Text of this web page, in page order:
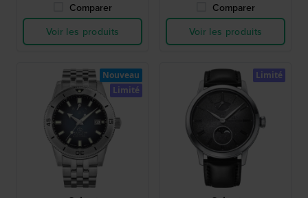
Comparer
Voir les produits
Comparer
Voir les produits
Nouveau
Limité
Limité